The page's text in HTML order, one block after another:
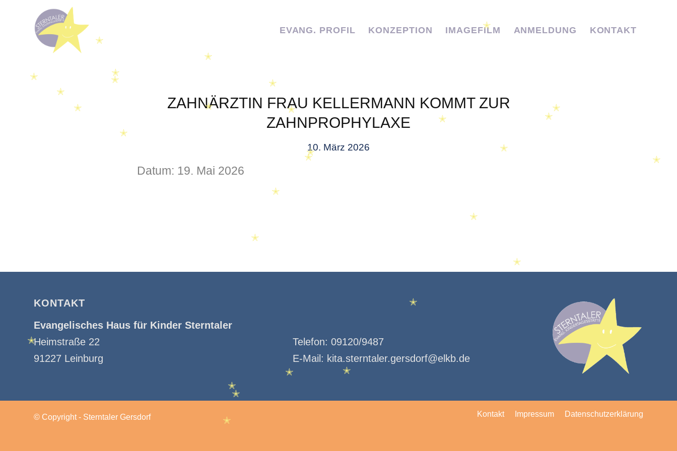
EVANG. PROFIL KONZEPTION IMAGEFILM ANMELDUNG KONTAKT
ZAHNÄRZTIN FRAU KELLERMANN KOMMT ZUR
ZAHNPROPHYLAXE
10. März 2026
Datum: 19. Mai 2026
KONTAKT
Evangelisches Haus für Kinder Sterntaler
Heimstraße 22
91227 Leinburg
Telefon: 09120/9487
E-Mail: kita.sterntaler.gersdorf@elkb.de
© Copyright - Sterntaler Gersdorf Kontakt Impressum Datenschutzerklärung
✭
✭
✭
✭
✭
✭
✭
✭
✭
✭
✭
✭ ✭
✭
✭